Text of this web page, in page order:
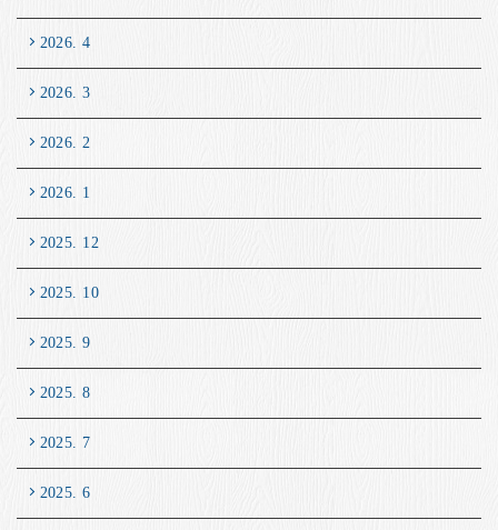
2026. 4
2026. 3
2026. 2
2026. 1
2025. 12
2025. 10
2025. 9
2025. 8
2025. 7
2025. 6